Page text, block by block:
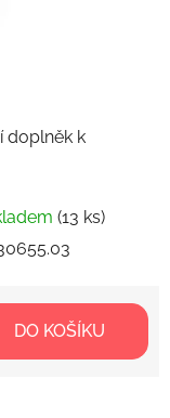
doplněk k
(13 ks)
DO KOŠÍKU